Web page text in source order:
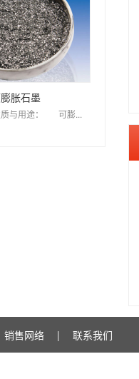
胀石墨
质与用途： 可膨...
销售网络 | 联系我们